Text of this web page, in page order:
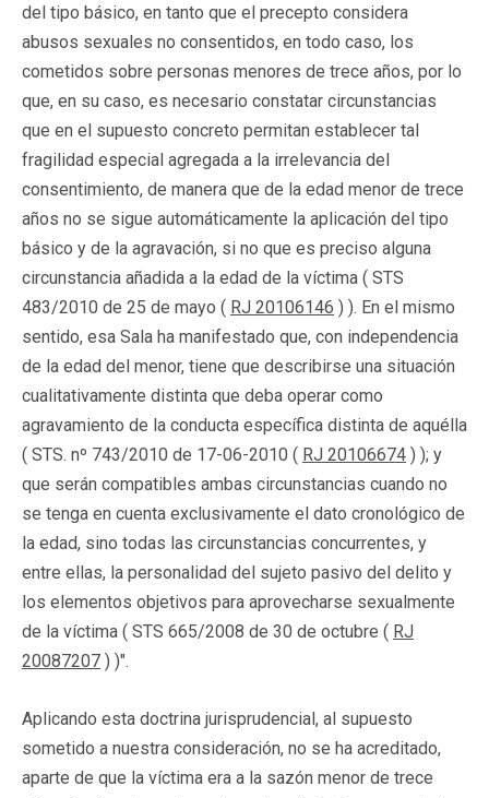
del tipo básico, en tanto que el precepto considera
abusos sexuales no consentidos, en todo caso, los
cometidos sobre personas menores de trece años, por lo
que, en su caso, es necesario constatar circunstancias
que en el supuesto concreto permitan establecer tal
fragilidad especial agregada a la irrelevancia del
consentimiento, de manera que de la edad menor de trece
años no se sigue automáticamente la aplicación del tipo
básico y de la agravación, si no que es preciso alguna
circunstancia añadida a la edad de la víctima ( STS
483/2010 de 25 de mayo ( RJ 20106146 ) ). En el mismo
sentido, esa Sala ha manifestado que, con independencia
de la edad del menor, tiene que describirse una situación
cualitativamente distinta que deba operar como
agravamiento de la conducta específica distinta de aquélla
( STS. nº 743/2010 de 17-06-2010 ( RJ 20106674 ) ); y
que serán compatibles ambas circunstancias cuando no
se tenga en cuenta exclusivamente el dato cronológico de
la edad, sino todas las circunstancias concurrentes, y
entre ellas, la personalidad del sujeto pasivo del delito y
los elementos objetivos para aprovecharse sexualmente
de la víctima ( STS 665/2008 de 30 de octubre ( RJ
20087207 ) )".
Aplicando esta doctrina jurisprudencial, al supuesto
sometido a nuestra consideración, no se ha acreditado,
aparte de que la víctima era a la sazón menor de trece